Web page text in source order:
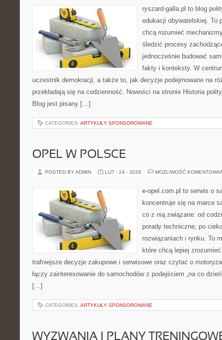
ryszard-galla.pl to blog
edukacji obywatelskiej. To
chcą rozumieć
śledzić procesy
jednocześnie budować
fakty i konteksty. W
uczestnik demokracji, a także to, jak decyzje podejmowane na
przekładają się na codzienność. Nowości na stronie Historia
Blog jest pisany […]
CATEGORIES: ARTYKUŁY SPONSOROWANE
OPEL W POLSCE
POSTED BY ADMIN LUT - 24 - 2026 MOŻLIWOŚĆ
e-opel.com.pl to serwis o
koncentruje się na marce
co z nią związane: od
porady techniczne, po
rozwiązaniach i rynku. To
które chcą lepiej
trafniejsze decyzje zakupowe i serwisowe oraz czytać o
łączy zainteresowanie do samochodów z podejściem „na co
[…]
CATEGORIES: ARTYKUŁY SPONSOROWANE
WYZWANIA I PLANY